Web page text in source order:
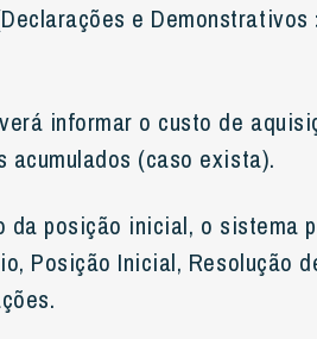
e Demonstrativos
informar o custo de
(caso exista).
da posição inicial, o sistema
Posição Inicial, Resolução